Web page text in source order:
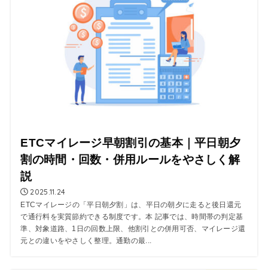
ETCマイレージ早朝割引の基本｜平日朝夕
割の時間・回数・併用ルールをやさしく解
説
2025.11.24
ETCマイレージの「平日朝夕割」は、平日の朝夕に走ると後日還元
で通行料を実質節約できる制度です。本 記事では、時間帯の判定基
準、対象道路、1日の回数上限、他割引との併用可否、マイレージ還
元との違いをやさしく整理。通勤の最...